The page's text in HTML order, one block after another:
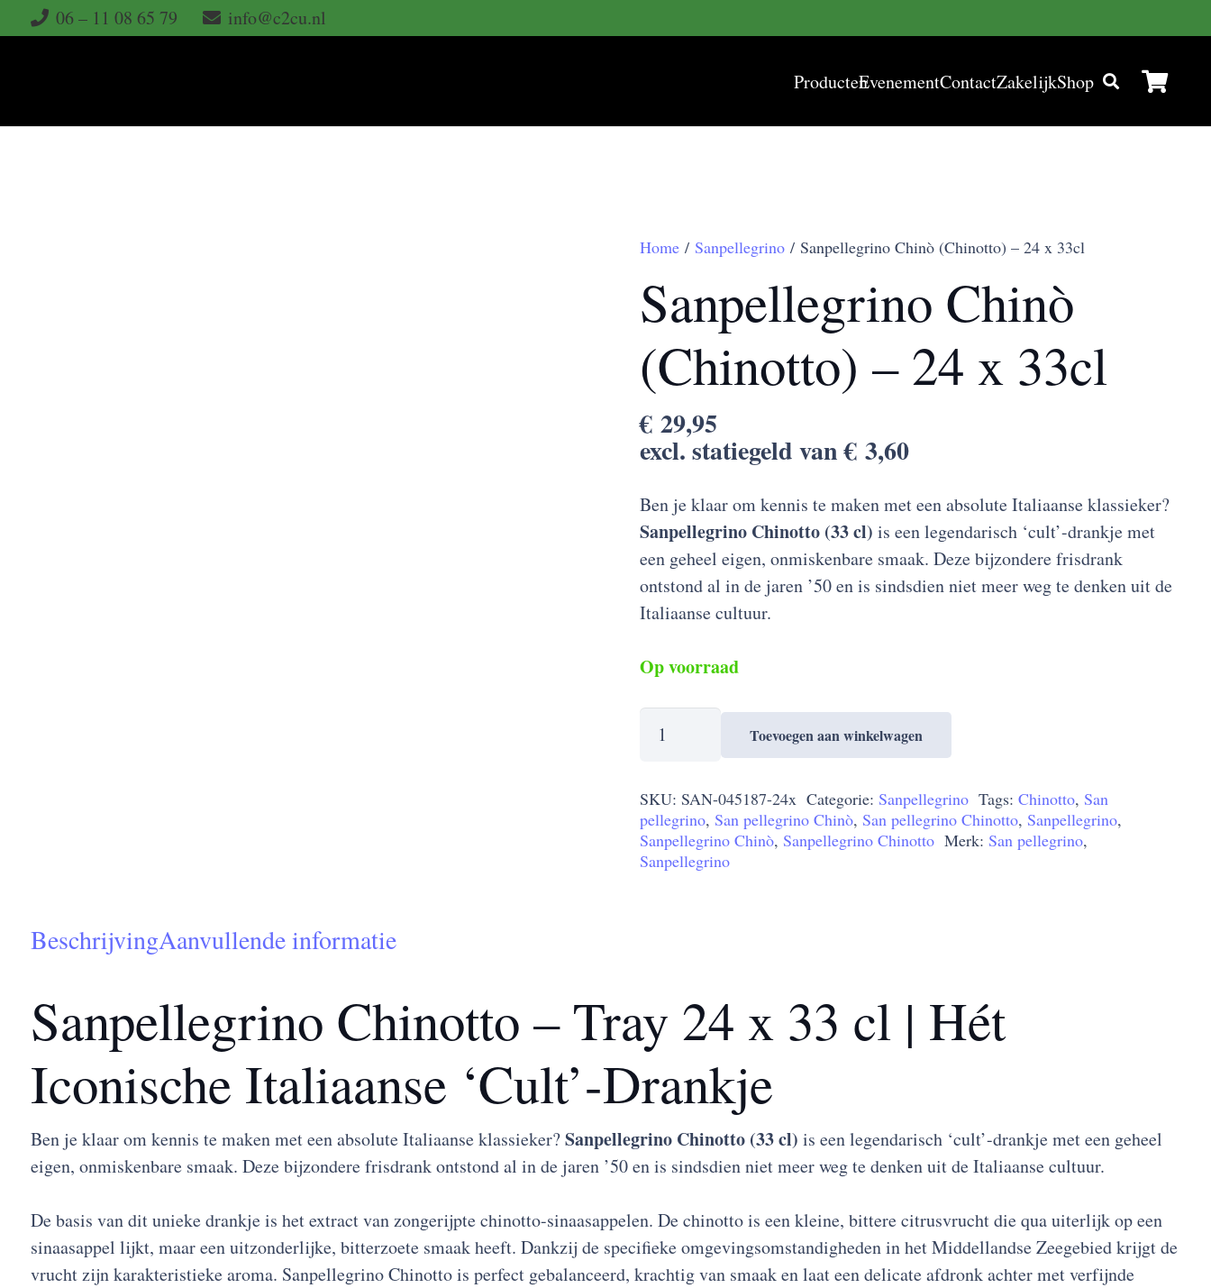
06 – 11 08 65 79 info@c2cu.nl
ProductenEvenementContactZakelijkShop
Home / Sanpellegrino / Sanpellegrino Chinò (Chinotto) – 24 x 33cl
Sanpellegrino Chinò
(Chinotto) – 24 x 33cl
€ 29,95
excl. statiegeld van€ 3,60
Ben je klaar om kennis te maken met een absolute Italiaanse klassieker?
Sanpellegrino Chinotto (33 cl) is een legendarisch ‘cult’-drankje met
een geheel eigen, onmiskenbare smaak. Deze bijzondere frisdrank
ontstond al in de jaren ’50 en is sindsdien niet meer weg te denken uit de
Italiaanse cultuur.
Op voorraad
Sanpellegrino
Chinò
-
24
x
Toevoegen aan winkelwagen
SKU:SAN-045187-24x Categorie: Sanpellegrino Tags:Chinotto, San
pellegrino, San pellegrino Chinò, San pellegrino Chinotto, Sanpellegrino,
Sanpellegrino Chinò, Sanpellegrino Chinotto Merk: San pellegrino,
Sanpellegrino
BeschrijvingAanvullende informatie
Sanpellegrino Chinotto – Tray 24 x 33 cl | Hét
Iconische Italiaanse ‘Cult’-Drankje
Ben je klaar om kennis te maken met een absolute Italiaanse klassieker?Sanpellegrino Chinotto (33 cl) is een legendarisch ‘cult’-drankje met een geheel
eigen, onmiskenbare smaak. Deze bijzondere frisdrank ontstond al in de jaren ’50 en is sindsdien niet meer weg te denken uit de Italiaanse cultuur.
De basis van dit unieke drankje is het extract van zongerijpte chinotto-sinaasappelen. De chinotto is een kleine, bittere citrusvrucht die qua uiterlijk op een
sinaasappel lijkt, maar een uitzonderlijke, bitterzoete smaak heeft. Dankzij de specifieke omgevingsomstandigheden in het Middellandse Zeegebied krijgt de
vrucht zijn karakteristieke aroma. Sanpellegrino Chinotto is perfect gebalanceerd, krachtig van smaak en laat een delicate afdronk achter met verfijnde